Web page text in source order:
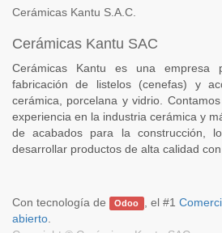
Cerámicas Kantu S.A.C.
Cerámicas Kantu SAC
Cerámicas Kantu es una empresa
fabricación de listelos (cenefas) y
cerámica, porcelana y vidrio.
experiencia en la industria cerámica y
de acabados para la construcción,
desarrollar productos de alta calidad
Con tecnología de Odoo , el #1
abierto